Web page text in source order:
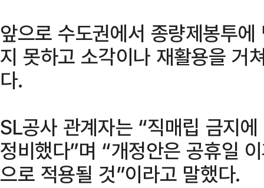
앞으로 수도권에서 종량제봉투
지 못하고 소각이나 재활용을 거
다.
SL공사 관계자는 “직매립 금지
정비했다”며 “개정안은 공휴일
으로 적용될 것”이라고 말했다.